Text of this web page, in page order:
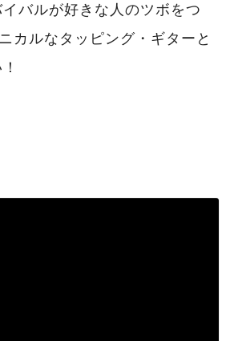
バルが好きな人のツボをつ
カルなタッピング・ギターと